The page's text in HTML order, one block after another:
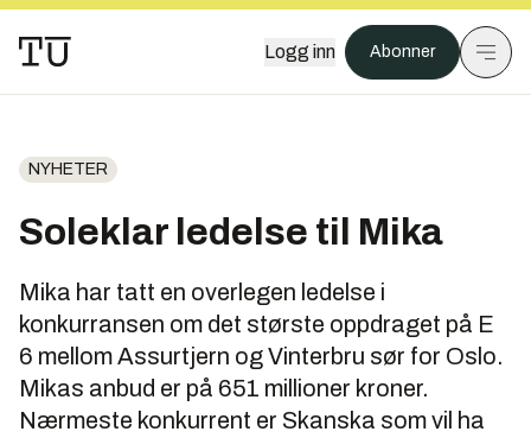
Logg inn Abonner
NYHETER
Soleklar ledelse til Mika
Mika har tatt en overlegen ledelse i
konkurransen om det største oppdraget på E
6 mellom Assurtjern og Vinterbru sør for Oslo.
Mikas anbud er på 651 millioner kroner.
Nærmeste konkurrent er Skanska som vil ha